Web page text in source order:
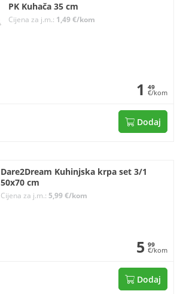
PK Kuhača 35 cm
Cijena za j.m.: 1,49 €/kom
1 49
€/kom
Dodaj
Dare2Dream Kuhinjska krpa set 3/1
50x70 cm
Cijena za j.m.: 5,99 €/kom
5 99
€/kom
Dodaj